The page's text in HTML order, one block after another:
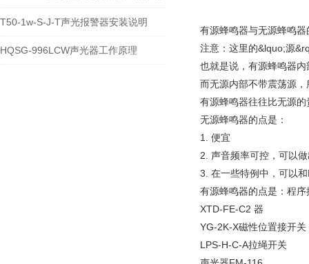
T50-1w-S-J-T声光报警器安装说明
HQSG-996LCW声光器工作原理
有源蜂鸣器与无源蜂鸣器
注意：这里的&lquo;源
也就是说，有源蜂鸣器
而无源内部不带震荡源
有源蜂鸣器往往比无源
无源蜂鸣器的点是：
1. 便宜
2. 声音频率可控，可以
3. 在一些特例中，可以
有源蜂鸣器的点是：程序
XTD-FE-C2 器
YG-2K-X磁性位置接开关
LPS-H-C-A拉绳开关